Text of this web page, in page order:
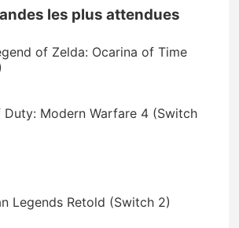
les plus attendues
of Zelda: Ocarina of Time
Duty: Modern Warfare 4 (Switch
Legends Retold (Switch 2)